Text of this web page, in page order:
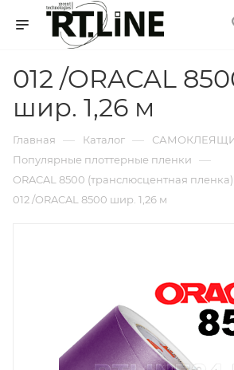
012 /ORACAL
шир. 1,26 м
Главная — Каталог —
Популярные плоттерные пленки —
ORACAL 8500 (транслюсцентная пленка)
012 /ORACAL 8500 шир. 1,26 м